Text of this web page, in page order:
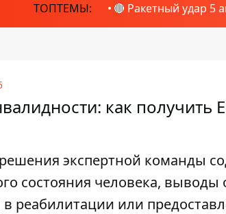
ТОПТЕМЫ: 🔴 Ракетный удар 5
как получить
экспертной команды
состояния человека, выводы
реабилитации или